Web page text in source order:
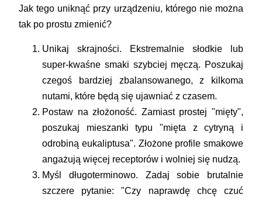
Jak tego uniknąć przy urządzeniu, którego nie można
tak po prostu zmienić?
Unikaj skrajności. Ekstremalnie słodkie lub
super-kwaśne smaki szybciej męczą. Poszukaj
czegoś bardziej zbalansowanego, z kilkoma
nutami, które będą się ujawniać z czasem.
Postaw na złożoność. Zamiast prostej "mięty",
poszukaj mieszanki typu "mięta z cytryną i
odrobiną eukaliptusa". Złożone profile smakowe
angażują więcej receptorów i wolniej się nudzą.
Myśl długoterminowo. Zadaj sobie brutalnie
szczere pytanie: "Czy naprawdę chcę czuć